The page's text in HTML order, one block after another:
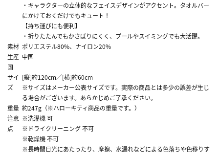
・キャラクターの立体的なフェイスデザインがアクセント。タオルバー
にかけておくだけでもキュート！
【持ち運びにも便利】
・折りたたんでもかさばりにくく、プールやスイミングでも大活躍。
素材 ポリエステル80%、ナイロン20%
生産
国
中国
サイ
ズ
[縦]約120cm／[横]約60cm
※サイズはメーカー公表サイズです。実際の商品とは多少の誤差が生じ
る場合がございます。あらかじめご了承ください。
重量 約247g（※ハローキティ商品の重量です。）
注意
点
※洗濯機 可
※ドライクリーニング 不可
※乾燥機 不可
※長時間日光にあたったり、摩擦、水漏れなどによる色落ちや色移りす